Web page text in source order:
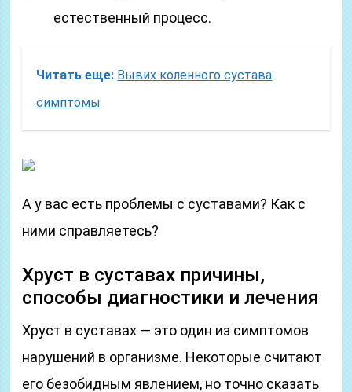
естественный процесс.
Читать еще: Вывих коленного сустава
симптомы
А у вас есть проблемы с суставами? Как с
ними справляетесь?
Хруст в суставах причины,
способы диагностики и лечения
Хруст в суставах — это один из симптомов
нарушений в организме. Некоторые считают
его безобидным явлением, но точно сказать